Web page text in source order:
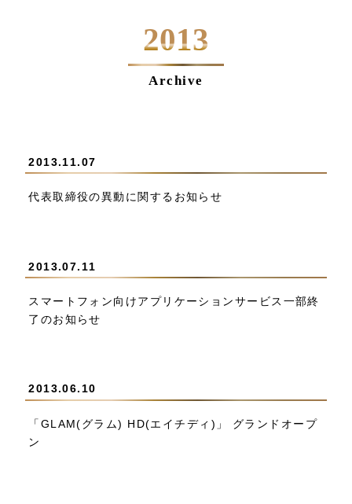
2013
Archive
2013.11.07
代表取締役の異動に関するお知らせ
2013.07.11
スマートフォン向けアプリケーションサービス一部終
了のお知らせ
2013.06.10
「GLAM(グラム) HD(エイチディ)」 グランドオープ
ン